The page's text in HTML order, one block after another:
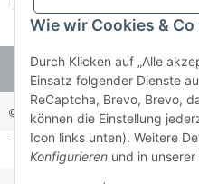
© Holzner-Trading GmbH&Co KG
Wie wir Cookies &
Durch Klicken auf „Alle
Einsatz folgender Dienste
ReCaptcha, Brevo, Brevo,
können die Einstellung
Icon links unten). Weitere
Konfigurieren und in unserer